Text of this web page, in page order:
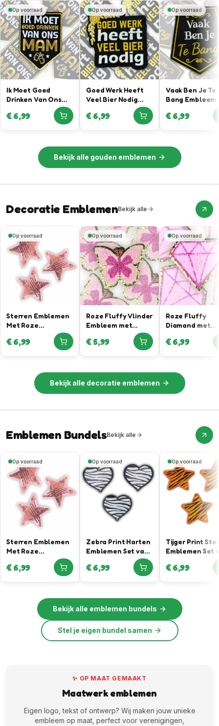
Op voorraad
Ik Moet Goed
Drinken Van Ons
Mam – Gouden
Embleem
€6,99
Op voorraad
Goed Werk Heeft
Veel Bier Nodig
€6,99
Op voorraad
Vaak Ben Je Te
Bang Embleem
€6,99
Bekijk alle gouden emblemen
Decoratie EmblemenBekijk alle
Op voorraad
Sterren Emblemen
Met Roze
€6,99
Op voorraad
Roze Fluffy Vlinder
Embleem met
€5,99
Op voorraad
Roze Fluffy
Diamand met
€6,99
Bekijk alle decoratie emblemen
Emblemen BundelsBekijk alle
Op voorraad
Sterren Emblemen
Met Roze
€6,99
Op voorraad
Zebra Print Harten
Emblemen Set van
€6,99
Op voorraad
Tijger Print
Emblemen Set
€6,99
Bekijk alle emblemen bundels
Stel je eigen bundel samen
✨ OP MAAT GEMAAKT
Maatwerk emblemen
Eigen logo, tekst of ontwerp? Wij maken jouw unieke
embleem op maat, perfect voor verenigingen,